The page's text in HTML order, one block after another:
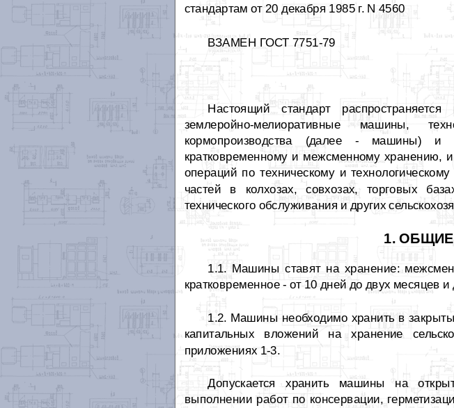
стандартам от 20 декабря 1985 г. N 4560
ВЗАМЕН ГОСТ 7751-79
Настоящий стандарт
землеройно-мелиоративные машины,
кормопроизводства (далее - машины) и
кратковременному и межсменному хранению,
операций по техническому и
частей в колхозах, совхозах, торговых
технического обслуживания и других
1.
1.1. Машины ставят на хранение:
кратковременное - от 10 дней до двух месяцев
1.2. Машины необходимо хранить в
капитальных вложений на хранение
приложениях 1-3.
Допускается хранить машины на
выполнении работ по консервации,